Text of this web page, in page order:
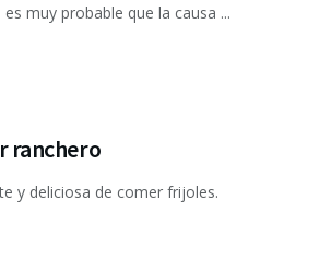
muy probable que la causa ...
ranchero
y deliciosa de comer frijoles.